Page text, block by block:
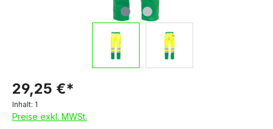
29,25 €*
Inhalt: 1
Preise exkl. MWSt.